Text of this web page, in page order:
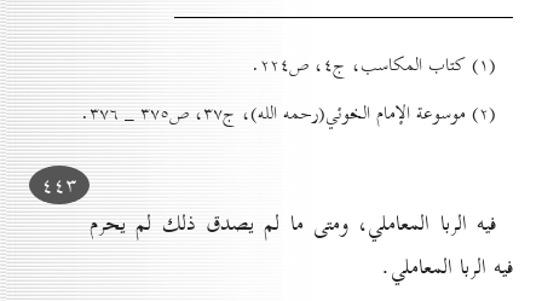
(۱) کتاب المكاسب، ج٤، ص۲۲٤.
(۲) موسوعة الإمام الخوئي(رحمه الله)، ج۳۷، ص۳۷٥ _ ۳۷٦.
٤٤۳
فيه الربا المعاملي، ومتى ما لم يصدق ذلك لم يحرم
فيه الربا المعاملي.